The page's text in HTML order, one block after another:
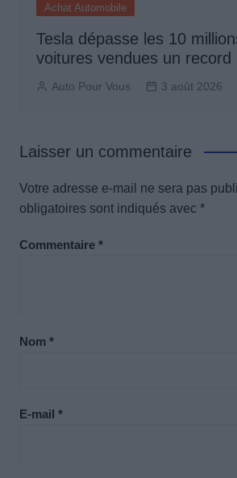
Achat Automobile
Tesla dépasse les 10
voitures vendues un record
Auto Pour Vous 3 août 2026
Laisser un commentaire
Votre adresse e-mail ne sera pas
obligatoires sont indiqués avec *
Commentaire *
Nom *
E-mail *